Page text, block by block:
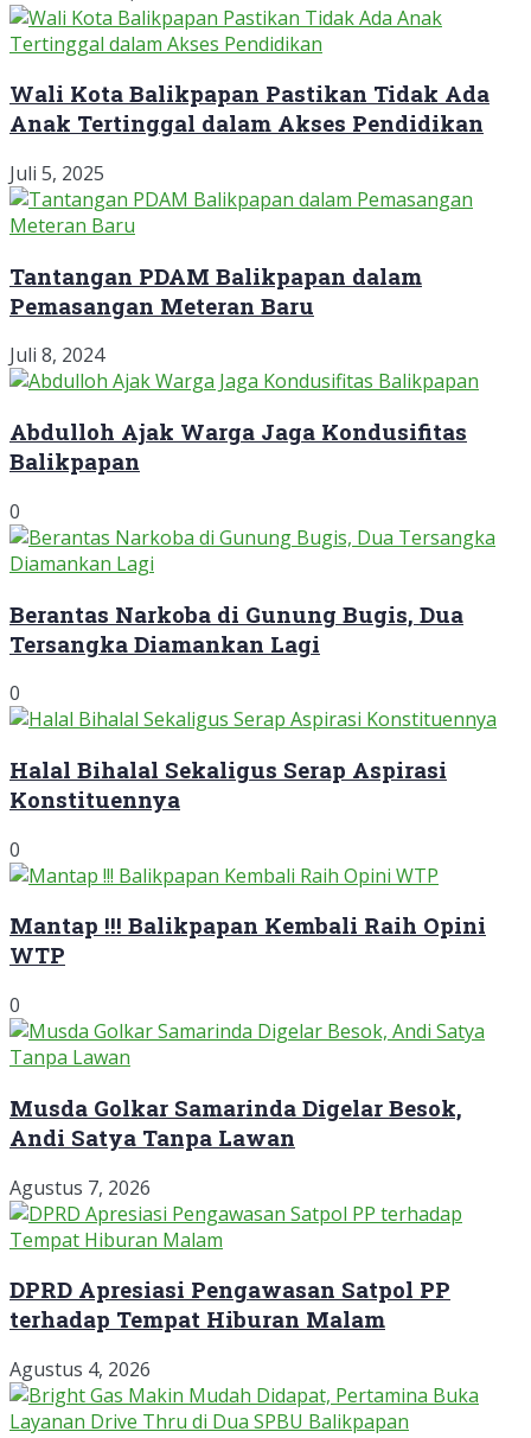
Wali Kota Balikpapan Pastikan Tidak Ada
Anak Tertinggal dalam Akses Pendidikan
Juli 5, 2025
Tantangan PDAM Balikpapan dalam
Pemasangan Meteran Baru
Juli 8, 2024
Abdulloh Ajak Warga Jaga Kondusifitas
Balikpapan
0
Berantas Narkoba di Gunung Bugis, Dua
Tersangka Diamankan Lagi
0
Halal Bihalal Sekaligus Serap Aspirasi
Konstituennya
0
Mantap !!! Balikpapan Kembali Raih Opini
WTP
0
Musda Golkar Samarinda Digelar Besok,
Andi Satya Tanpa Lawan
Agustus 7, 2026
DPRD Apresiasi Pengawasan Satpol PP
terhadap Tempat Hiburan Malam
Agustus 4, 2026